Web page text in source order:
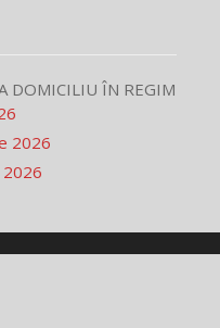
DOMICILIU ÎN REGIM
2026
2026